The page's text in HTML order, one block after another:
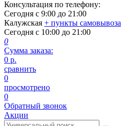
Консультация по телефону:
Сегодня с 9:00 до 21:00
Калужская + пункты самовывоза
Сегодня с 10:00 до 21:00
0
Сумма заказа:
0 р.
сравнить
0
просмотрено
0
Обратный звонок
Акции